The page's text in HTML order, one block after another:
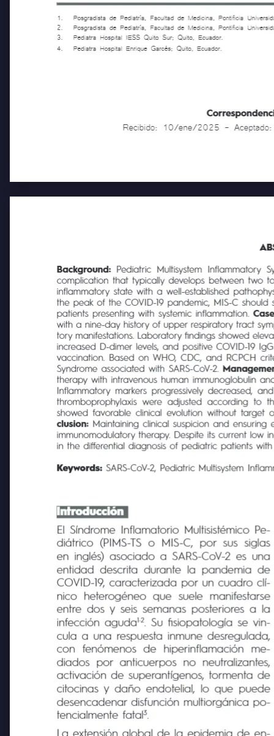
1.
Posgradista de Pediatría, Facultad de Medicina,
2.
Posgradista de Pediatría, Facultad de Medicina,
Pediatra Hospital IESS Quito Sur; Quito, Ecuador.
Pediatra Hospital Enrique Garcés; Quito, Ecuador.
Recibido: 10/ene/2025 -
Background:
Pediatric Multisystem Inflammatory
complication that typically develops between two to
inflammatory state with a well-established
the peak of the COVID-19 pandemic, MIS-C should
patients presenting with systemic inflammation.
with a nine-day history of upper respiratory tract
tory manifestations. Laboratory findings showed
increased D-dimer levels, and positive COVID-19
vaccination. Based on WHO, CDC, and RCPCH
Syndrome associated with SARS-CoV-2.
therapy with intravenous human immunoglobulin and
Inflammatory markers progressively decreased, and
thromboprophylaxis
were adjusted according
to
showed favorable clinical evolution without target
clusion: Maintaining clinical suspicion and ensuring
immunomodulatory therapy. Despite its current low
in the differential diagnosis of pediatric patients with
Keywords: SARS-CoV-2, Pediatric Multisystem
Introducción
El Síndrome Inflamatorio Multisistémico Pe-
diátrico (PIMS-TS o MIS-C,
por sus
siglas
en inglés) asociado a SARS-CoV-2 es una
entidad descrita durante la pandemia de
COVID-19, caracterizada por un cuadro clí-
nico
heterogéneo que suele manifestarse
entre dos y seis semanas posteriores a la
infección aguda
1-2
. Su fisiopatología se vin-
cula a una respuesta inmune desregulada,
con
fenómenos de hiperinflamación me-
diados por anticuerpos
no neutralizantes,
activación de superantígenos, tormenta de
citocinas y daño endotelial, lo que puede
desencadenar disfunción multiorgánica po-